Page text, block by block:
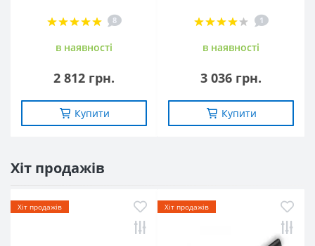
8
в наявностi
2 812 грн.
Купити
1
в наявностi
3 036 грн.
Купити
Хіт продажів
Хіт продажів Хіт продажів